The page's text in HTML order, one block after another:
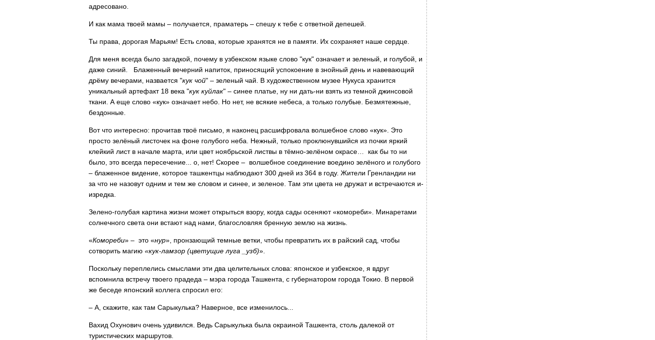
адресовано.
И как мама твоей мамы – получается, праматерь – спешу к тебе с ответной депешей.
Ты права, дорогая Марьям! Есть слова, которые хранятся не в памяти. Их сохраняет наше сердце.
Для меня всегда было загадкой, почему в узбекском языке слово "кук" означает и зеленый, и голубой, и
даже синий. Блаженный вечерний напиток, приносящий успокоение в знойный день и навевающий
дрёму вечерами, назвается "кук чой" – зеленый чай. В художественном музее Нукуса хранится
уникальный артефакт 18 века "кук куйлак" – синее платье, ну ни дать-ни взять из темной джинсовой
ткани. А еще слово «кук» означает небо. Но нет, не всякие небеса, а только голубые. Безмятежные,
бездонные.
Вот что интересно: прочитав твоё письмо, я наконец расшифровала волшебное слово «кук». Это
просто зелёный листочек на фоне голубого неба. Нежный, только проклюнувшийся из почки яркий
клейкий лист в начале марта, или цвет ноябрьской листвы в тёмно-зелёном окрасе… как бы то ни
было, это всегда пересечение... о, нет! Скорее – волшебное соединение воедино зелёного и голубого
– блаженное видение, которое ташкентцы наблюдают 300 дней из 364 в году. Жители Гренландии ни
за что не назовут одним и тем же словом и синее, и зеленое. Там эти цвета не дружат и встречаются и-
изредка.
Зелено-голубая картина жизни может открыться взору, когда сады осеняют «комореби». Минаретами
солнечного света они встают над нами, благословляя бренную землю на жизнь.
«Комореби» – это «нур», пронзающий темные ветки, чтобы превратить их в райский сад, чтобы
сотворить магию «кук-ламзор (цветущие луга _ узб)».
Поскольку переплелись смыслами эти два целительных слова: японское и узбекское, я вдруг
вспомнила встречу твоего прадеда – мэра города Ташкента, с губернатором города Токио. В первой
же беседе японский коллега спросил его:
– А, скажите, как там Сарыкулька? Наверное, все изменилось...
Вахид Охунович очень удивился. Ведь Сарыкулька была окраиной Ташкента, столь далекой от
туристических маршрутов.